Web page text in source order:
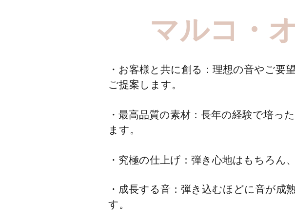
マルコ・
・お客様と共に創る：理想の音やご
ご提案します。
・最高品質の素材：長年の経験で培っ
ます。
・究極の仕上げ：弾き心地はもちろん
・成長する音：弾き込むほどに音が
す。